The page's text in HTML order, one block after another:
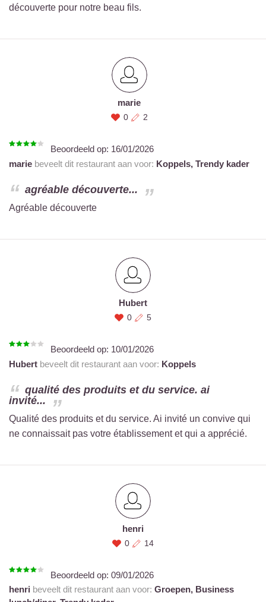
découverte pour notre beau fils.
marie
0 2
Beoordeeld op: 16/01/2026
marie beveelt dit restaurant aan voor: Koppels, Trendy kader
agréable découverte...
Agréable découverte
Hubert
0 5
Beoordeeld op: 10/01/2026
Hubert beveelt dit restaurant aan voor: Koppels
qualité des produits et du service. ai
invité...
Qualité des produits et du service. Ai invité un convive qui
ne connaissait pas votre établissement et qui a apprécié.
henri
0 14
Beoordeeld op: 09/01/2026
henri beveelt dit restaurant aan voor: Groepen, Business